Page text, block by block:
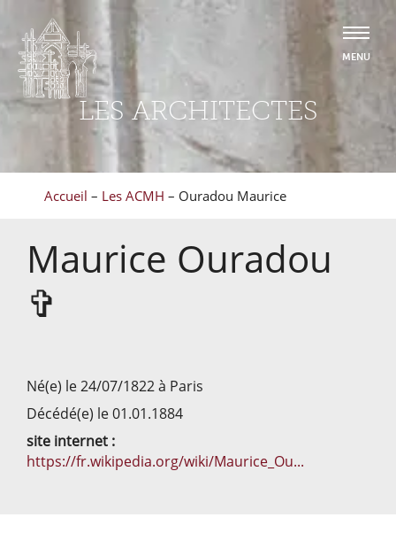
LES ARCHITECTES
Accueil – Les ACMH – Ouradou Maurice
Maurice Ouradou
✞
Né(e) le 24/07/1822 à Paris
Décédé(e) le 01.01.1884
site internet :
https://fr.wikipedia.org/wiki/Maurice_Ou...